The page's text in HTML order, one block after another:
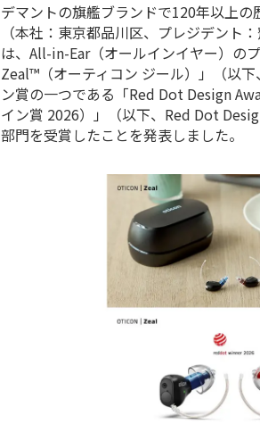
デマントの旗艦ブランドで120年以上
（本社：東京都品川区、プレジデント
は、All-in-Ear（オールインイヤー）の
Zeal™（オーティコン ジール）」（以
ン賞の一つである「Red Dot Design
イン賞 2026）」（以下、Red Dot
部門を受賞したことを発表しました。